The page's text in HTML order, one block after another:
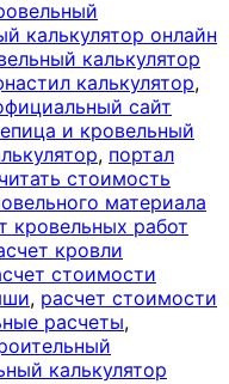
калькулятор онлайн
калькулятор
калькулятор,
сайт
и кровельный
, портал
стоимость
материала
кровельных работ
кровли
стоимости
, расчет стоимости
расчеты,
калькулятор